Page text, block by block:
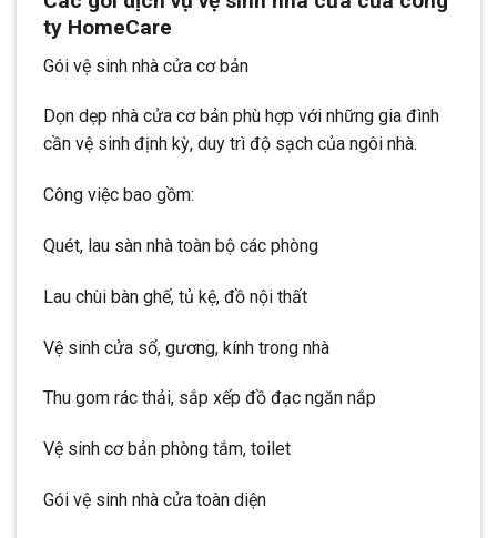
ty HomeCare
Gói vệ sinh nhà cửa cơ bản
Dọn dẹp nhà cửa cơ bản phù hợp với những gia đình
cần vệ sinh định kỳ, duy trì độ sạch của ngôi nhà.
Công việc bao gồm:
Quét, lau sàn nhà toàn bộ các phòng
Lau chùi bàn ghế, tủ kệ, đồ nội thất
Vệ sinh cửa sổ, gương, kính trong nhà
Thu gom rác thải, sắp xếp đồ đạc ngăn nắp
Vệ sinh cơ bản phòng tắm, toilet
Gói vệ sinh nhà cửa toàn diện